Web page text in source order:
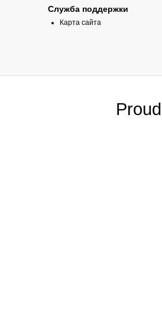
Служба поддержки
Карта сайта